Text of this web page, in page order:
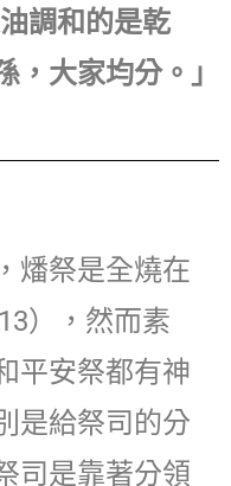
調和的是乾
，大家均分。」
燔祭是全燒在
），然而素
平安祭都有神
是給祭司的分
司是靠著分領